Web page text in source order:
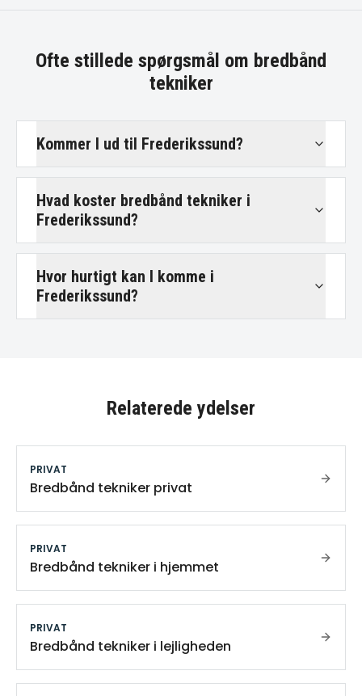
Ofte stillede spørgsmål om bredbånd
tekniker
Kommer I ud til Frederikssund?
Hvad koster bredbånd tekniker i
Frederikssund?
Hvor hurtigt kan I komme i
Frederikssund?
Relaterede ydelser
PRIVAT
Bredbånd tekniker privat
PRIVAT
Bredbånd tekniker i hjemmet
PRIVAT
Bredbånd tekniker i lejligheden